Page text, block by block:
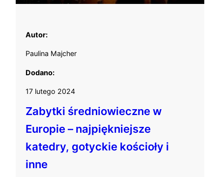
Autor:
Paulina Majcher
Dodano:
17 lutego 2024
Zabytki średniowieczne w
Europie – najpiękniejsze
katedry, gotyckie kościoły i
inne